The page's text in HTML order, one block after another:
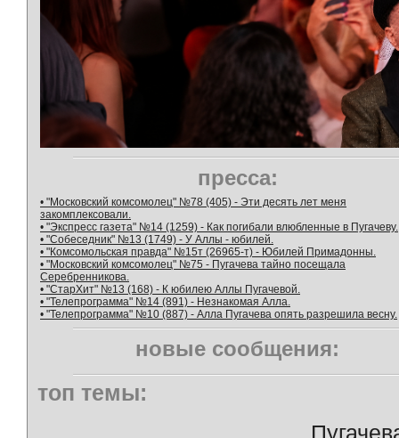
пресса:
• "Московский комсомолец" №78 (405) - Эти десять лет меня
закомплексовали.
• "Экспресс газета" №14 (1259) - Как погибали влюбленные в Пугачеву.
• "Собеседник" №13 (1749) - У Аллы - юбилей.
• "Комсомольская правда" №15т (26965-т) - Юбилей Примадонны.
• "Московский комсомолец" №75 - Пугачева тайно посещала
Серебренникова.
• "СтарХит" №13 (168) - К юбилею Аллы Пугачевой.
• "Телепрограмма" №14 (891) - Незнакомая Алла.
• "Телепрограмма" №10 (887) - Алла Пугачева опять разрешила весну.
новые сообщения:
топ темы: